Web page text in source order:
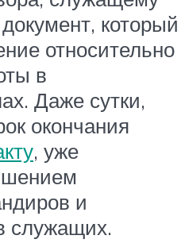
который
относительно
в
Даже сутки,
окончания
, уже
и
служащих.